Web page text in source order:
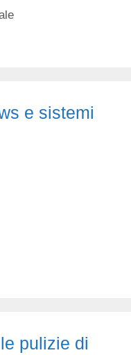
e sistemi
pulizie di